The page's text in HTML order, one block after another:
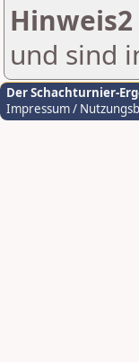
Hinweis2
und sind
Der Schachturnier-
Impressum /